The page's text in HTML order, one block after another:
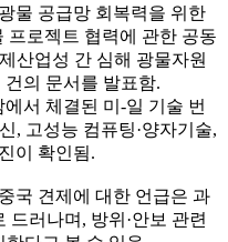
물 공급망 회복력을 위한
로젝트 협력에 관한 공동
산업성 간 심해 광물자원
의 문서를 발표함.
서 체결된 미-일 기술 번
, 고성능 컴퓨팅·양자기술,
이 확인됨.
국 견제에 대한 언급은 과
러나며, 방위·안보 관련